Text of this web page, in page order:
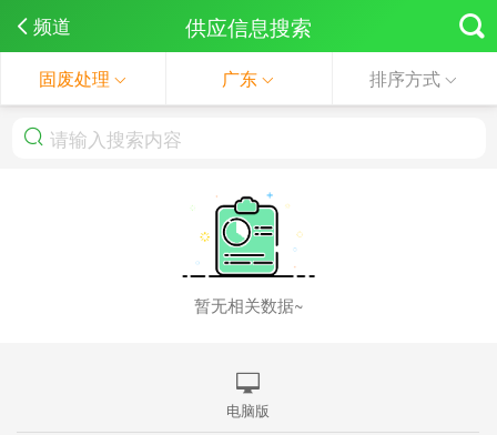
频道 供应信息搜索
固废处理 广东 排序方式
暂无相关数据~
电脑版